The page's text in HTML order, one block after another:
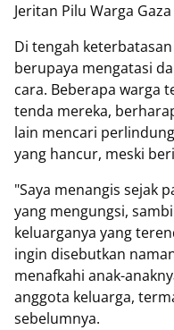
Jeritan Pilu Warga
Di tengah
berupaya mengatasi
cara. Beberapa warga
tenda mereka,
lain mencari
yang hancur, meski
"Saya menangis sejak
yang mengungsi,
keluarganya yang
ingin disebutkan
menafkahi anak-
anggota keluarga,
sebelumnya.